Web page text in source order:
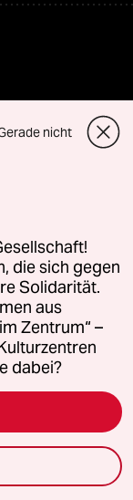
nicht
die sich gegen
Solidarität.
aus
Zentrum“ –
dabei?